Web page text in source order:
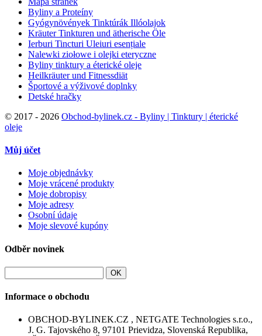
Byliny a Proteíny
Gyógynövények Tinktúrák Illóolajok
Kräuter Tinkturen und ätherische Öle
Ierburi Tincturi Uleiuri esențiale
Nalewki ziołowe i olejki eteryczne
Byliny tinktury a éterické oleje
Heilkräuter und Fitnessdiät
Športové a výživové doplnky
Detské hračky
© 2017 - 2026 Obchod-bylinek.cz - Byliny | Tinktury | éterické
oleje
Můj účet
Moje objednávky
Moje vrácené produkty
Moje dobropisy
Moje adresy
Osobní údaje
Moje slevové kupóny
Odběr novinek
OK
Informace o obchodu
OBCHOD-BYLINEK.CZ , NETGATE Technologies s.r.o.,
J. G. Tajovského 8, 97101 Prievidza, Slovenská Republika,